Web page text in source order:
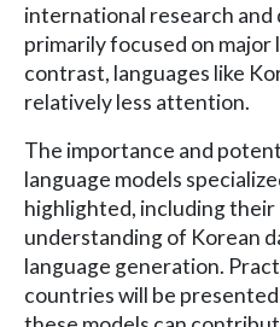
international research and
primarily focused on major
contrast, languages like
relatively less attention.
The importance and
language models
highlighted, including
understanding of Korean
language generation.
countries will be